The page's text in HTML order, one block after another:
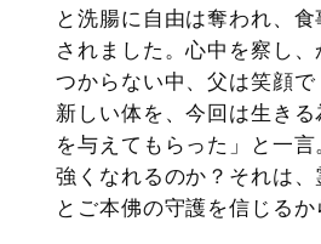
と洗腸に自由は奪われ、
されました。心中を察し
つからない中、父は笑顔
新しい体を、今回は生き
を与えてもらった」と一
強くなれるのか？それは、
とご本佛の守護を信じるか